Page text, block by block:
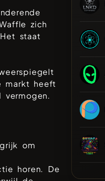
zich
staat
markt heeft
vermogen.
om
horen. De